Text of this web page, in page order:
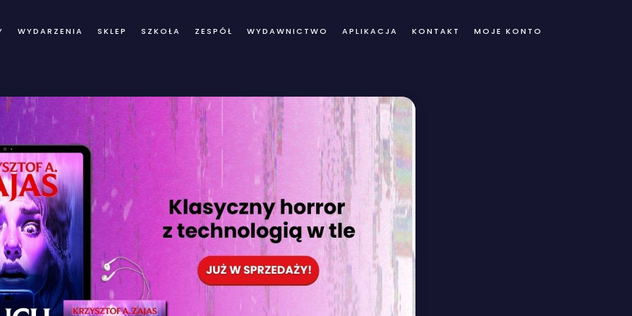
WYDARZENIA SKLEP SZKOŁA ZESPÓŁ WYDAWNICTWO APLIKACJA KONTAKT MOJE KONTO